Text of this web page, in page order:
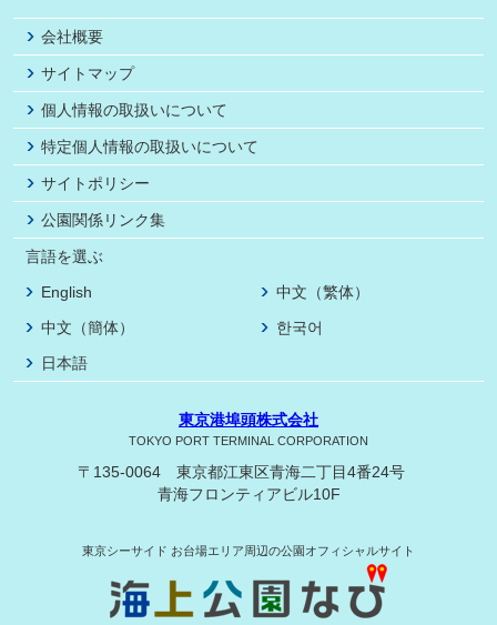
会社概要
サイトマップ
個人情報の取扱いについて
特定個人情報の取扱いについて
サイトポリシー
公園関係リンク集
言語を選ぶ
English
中文（繁体）
中文（簡体）
한국어
日本語
東京港埠頭株式会社
TOKYO PORT TERMINAL CORPORATION
〒135-0064 東京都江東区青海二丁目4番24号
青海フロンティアビル10F
東京シーサイド お台場エリア周辺の公園オフィシャルサイト